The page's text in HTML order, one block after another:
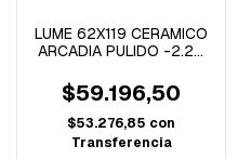
LUME 62X119 CERAMICO
ARCADIA PULIDO -2.20
$59.196,50
$53.276,85 con
Transferencia